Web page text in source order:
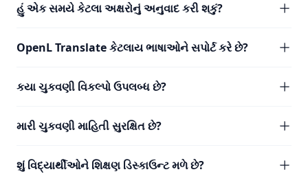
હું એક સમયે કેટલા અક્ષરોનું અનુવાદ કરી શકું?
OpenL Translate કેટલાય ભાષાઓને સપોર્ટ કરે છે?
કયા ચુકવણી વિકલ્પો ઉપલબ્ધ છે?
મારી ચુકવણી માહિતી સુરક્ષિત છે?
શું વિદ્યાર્થીઓને શિક્ષણ ડિસ્કાઉન્ટ મળે છે?